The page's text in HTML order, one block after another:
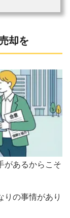
却を
があるからこそ
りの事情があり